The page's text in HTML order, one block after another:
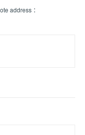
address ：